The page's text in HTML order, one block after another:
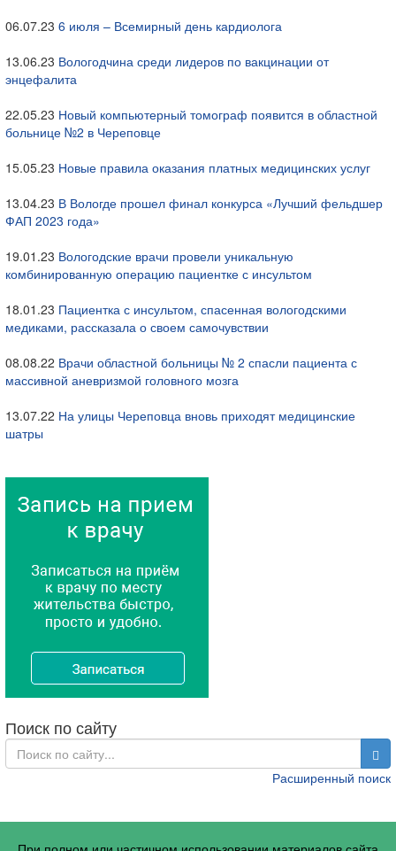
06.07.23 6 июля – Всемирный день кардиолога
13.06.23 Вологодчина среди лидеров по вакцинации от
энцефалита
22.05.23 Новый компьютерный томограф появится в областной
больнице №2 в Череповце
15.05.23 Новые правила оказания платных медицинских услуг
13.04.23 В Вологде прошел финал конкурса «Лучший фельдшер
ФАП 2023 года»
19.01.23 Вологодские врачи провели уникальную
комбинированную операцию пациентке с инсультом
18.01.23 Пациентка с инсультом, спасенная вологодскими
медиками, рассказала о своем самочувствии
08.08.22 Врачи областной больницы № 2 спасли пациента с
массивной аневризмой головного мозга
13.07.22 На улицы Череповца вновь приходят медицинские
шатры
Поиск по сайту
Расширенный поиск